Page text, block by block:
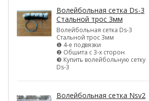
Волейбольная сетка Ds-3
Стальной трос 3мм
Волейбольная сетка Ds-3
Стальной трос 3мм
❶ 4-е подвязки
❷ Обшита с 3-х сторон
❸ Купить волейбольную сетку
Ds-3
Волейбольная сетка Nsv2